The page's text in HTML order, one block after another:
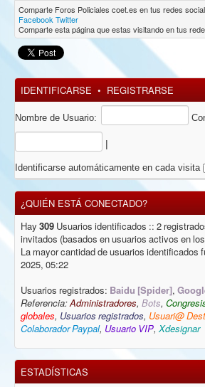
Comparte Foros Policiales coet.es en tus redes
Facebook Twitter
Comparte esta página que estas visitando en tus
IDENTIFICARSE • REGISTRARSE
Nombre de Usuario:
Identificarse automáticamente en cada visita
¿QUIÉN ESTÁ CONECTADO?
Hay 309 Usuarios identificados :: 2
invitados (basados en usuarios activos en
La mayor cantidad de usuarios identificados
2025, 05:22
Usuarios registrados: Baidu [Spider] ,
Referencia: Administradores, Bots,
globales, Usuarios registrados, Usuari@
Colaborador Paypal, Usuario VIP, Xdesignar
ESTADÍSTICAS